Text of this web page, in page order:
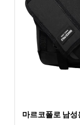
마르코폴로 남